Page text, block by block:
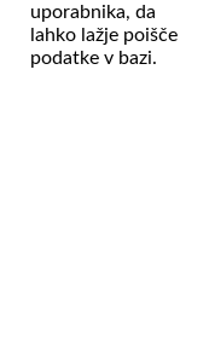
uporabnika, da
lahko lažje poišče
podatke v bazi.